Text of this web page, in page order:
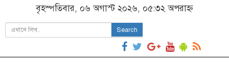
বৃহস্পতিবার, ০৬ অগাস্ট ২০২৬, ০৫:৩২ অপরাহ্ন
Search